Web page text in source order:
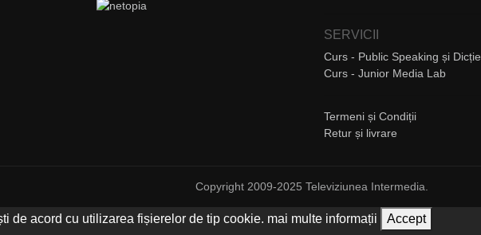
SERVICII
Curs - Public Speaking și Dicție
Curs - Junior Media Lab
Termeni și Condiții
Retur și livrare
Copyright 2009-2025 Televiziunea Intermedia.
de acord cu utilizarea fișierelor de tip cookie. mai multe informații Accept